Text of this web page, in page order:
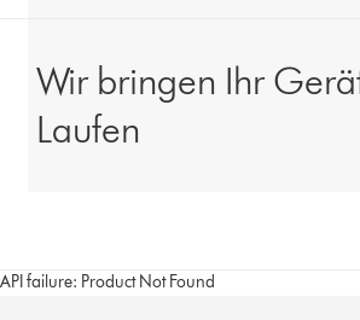
Wir bringen Ihr
Laufen
API failure: Product Not Found